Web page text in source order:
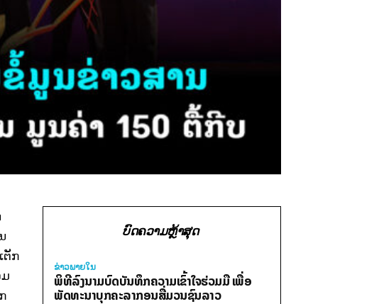
ຕັກ
ບົດຄວາມຫຼ້າສຸດ
ຂ່າວພາຍ​ໃນ
ພິທີລົງນາມບົດບັນທຶກຄວາມເຂົ້າໃຈຮ່ວມມື ເພື່ອ
ພັດທະນາບຸກຄະລາກອນສື່ມວນຊົນລາວ